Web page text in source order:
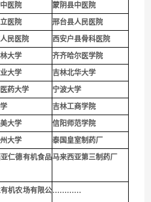
医院
蒙阴县中医院
医院
邢台县人民医院
民医院
西安户县骨科医院
大学
齐齐哈尔医学院
大学
吉林北华大学
药大学
宁波大学
吉林工商学院
大学
信阳师范学院
大学
泰国皇室制药厂
仁德有机食品马来西亚第三制药厂
机农场有限公…………